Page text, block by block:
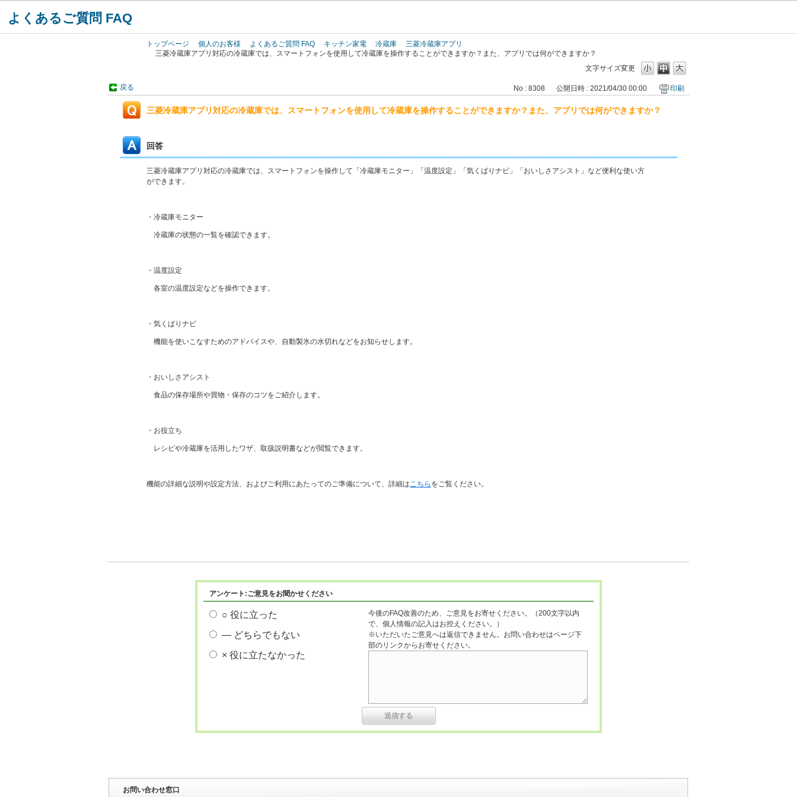
よくあるご質問 FAQ
トップページ 個人のお客様 よくあるご質問 FAQ キッチン家電 冷蔵庫
三菱冷蔵庫アプリ
三菱冷蔵庫アプリ対応の冷蔵庫では、スマートフォンを使用して冷蔵庫を操作することができますか？また、アプリでは何ができますか？
文字サイズ変更
戻る No : 8308 公開日時 : 2021/04/30 00:00 印刷
三菱冷蔵庫アプリ対応の冷蔵庫では、スマートフォンを使用して冷蔵庫を操作することができますか？また、アプリでは何ができますか？
回答
三菱冷蔵庫アプリ対応の冷蔵庫では、スマートフォンを操作して「冷蔵庫モニター」「温度設定」「気くばりナビ」「おいしさアシスト」など便利な使い方
ができます。
・冷蔵庫モニター
冷蔵庫の状態の一覧を確認できます。
・温度設定
各室の温度設定などを操作できます。
・気くばりナビ
機能を使いこなすためのアドバイスや、自動製氷の水切れなどをお知らせします。
・おいしさアシスト
食品の保存場所や買物・保存のコツをご紹介します。
・お役立ち
レシピや冷蔵庫を活用したワザ、取扱説明書などが閲覧できます。
機能の詳細な説明や設定方法、およびご利用にあたってのご準備について、詳細はこちら をご覧ください。
アンケート:ご意見をお聞かせください
○ 役に立った
― どちらでもない
× 役に立たなかった
今後のFAQ改善のため、ご意見をお寄せください。（200文字以内
で、個人情報の記入はお控えください。）
※いただいたご意見へは返信できません。お問い合わせはページ下
部のリンクからお寄せください。
お問い合わせ窓口